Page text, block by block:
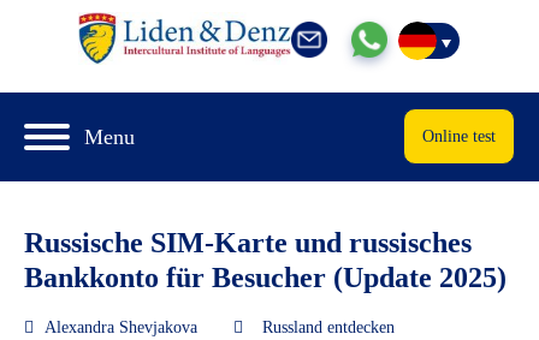
Menu Online test
Russische SIM-Karte und russisches
Bankkonto für Besucher (Update 2025)
Alexandra Shevjakova
Russland entdecken